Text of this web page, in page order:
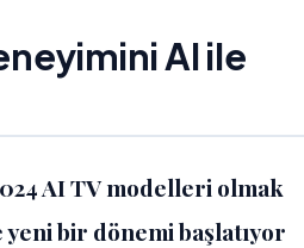
AI ile
AI TV modelleri olmak
bir dönemi başlatıyor